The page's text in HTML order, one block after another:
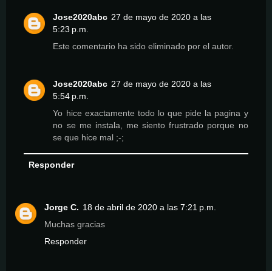
Jose2020abc 27 de mayo de 2020 a las
5:23 p.m.
Este comentario ha sido eliminado por el autor.
Jose2020abc 27 de mayo de 2020 a las
5:54 p.m.
Yo hice exactamente todo lo que pide la pagina y
no se me instala, me siento frustrado porque no
se que hice mal ;-;
Responder
Jorge C. 18 de abril de 2020 a las 7:21 p.m.
Muchas gracias
Responder